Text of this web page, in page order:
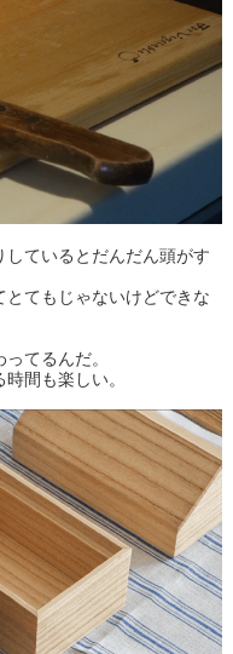
ているとだんだん頭がす
てもじゃないけどできな
てるんだ。
間も楽しい。